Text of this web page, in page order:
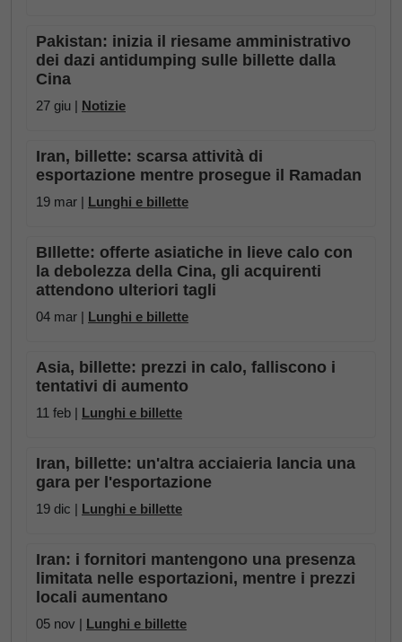
Pakistan: inizia il riesame amministrativo
dei dazi antidumping sulle billette dalla
Cina
27 giu | Notizie
Iran, billette: scarsa attività di
esportazione mentre prosegue il Ramadan
19 mar | Lunghi e billette
BIllette: offerte asiatiche in lieve calo con
la debolezza della Cina, gli acquirenti
attendono ulteriori tagli
04 mar | Lunghi e billette
Asia, billette: prezzi in calo, falliscono i
tentativi di aumento
11 feb | Lunghi e billette
Iran, billette: un'altra acciaieria lancia una
gara per l'esportazione
19 dic | Lunghi e billette
Iran: i fornitori mantengono una presenza
limitata nelle esportazioni, mentre i prezzi
locali aumentano
05 nov | Lunghi e billette